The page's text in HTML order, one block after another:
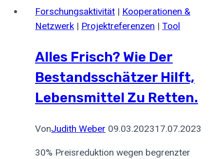
Walter
Steinmeier:
stellt
auf
„Woche
Umwelt“
2021
Forschungsaktivität | Kooperationen &
Netzwerk | Projektreferenzen | Tool
Alles Frisch? Wie Der
Bestandsschätzer Hilft,
Lebensmittel Zu Retten.
VonJudith Weber 09.03.202317.07.2023
30% Preisreduktion wegen begrenzter